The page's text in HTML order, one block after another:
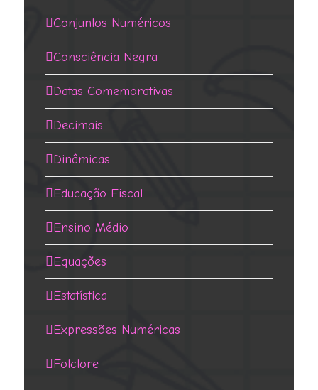
Conjuntos Numéricos
Consciência Negra
Datas Comemorativas
Decimais
Dinâmicas
Educação Fiscal
Ensino Médio
Equações
Estatística
Expressões Numéricas
Folclore